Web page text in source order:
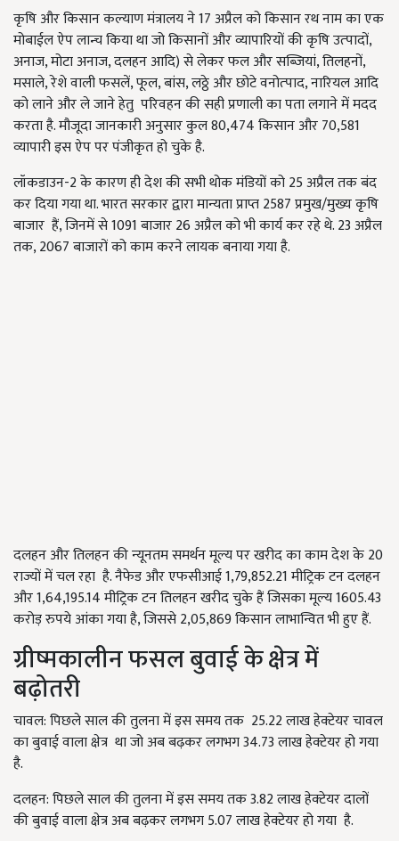
कृषि और किसान कल्याण मंत्रालय ने 17 अप्रैल को किसान रथ नाम का एक
मोबाईल ऐप लान्च किया था जो किसानों और व्यापारियों की कृषि उत्‍पादों,
अनाज, मोटा अनाज, दलहन आदि) से लेकर फल और सब्जियां, तिलहनों,
मसाले, रेशे वाली फसलें, फूल, बांस, लठ्ठे और छोटे वनोत्‍पाद, नारियल आदि
को लाने और ले जाने हेतु परिवहन की सही प्रणाली का पता लगाने में मदद
करता है. मौजूदा जानकारी अनुसार कुल 80,474 किसान और 70,581
व्‍यापारी इस ऐप पर पंजीकृत हो चुके है.
लॉकडाउन-2 के कारण ही देश की सभी थोक मंडियों को 25 अप्रैल तक बंद
कर दिया गया था. भारत सरकार द्वारा मान्यता प्राप्त 2587 प्रमुख/मुख्य कृषि
बाजार हैं, जिनमें से 1091 बाजार 26 अप्रैल को भी कार्य कर रहे थे. 23 अप्रैल
तक, 2067 बाजारों को काम करने लायक बनाया गया है.
दलहन और तिलहन की न्‍यूनतम समर्थन मूल्‍य पर खरीद का काम देश के 20
राज्यों में चल रहा है. नैफेड और एफसीआई 1,79,852.21 मीट्रिक टन दलहन
और 1,64,195.14 मीट्रिक टन तिलहन खरीद चुके हैं जिसका मूल्‍य 1605.43
करोड़ रुपये आंका गया है, जिससे 2,05,869 किसान लाभान्वित भी हुए हैं.
ग्रीष्मकालीन फसल बुवाई के क्षेत्र में
बढ़ोतरी
चावल: पिछले साल की तुलना में इस समय तक 25.22 लाख हेक्टेयर चावल
का बुवाई वाला क्षेत्र था जो अब बढ़कर लगभग 34.73 लाख हेक्टेयर हो गया
है.
दलहन: पिछले साल की तुलना में इस समय तक 3.82 लाख हेक्टेयर दालों
की बुवाई वाला क्षेत्र अब बढ़कर लगभग 5.07 लाख हेक्टेयर हो गया है.